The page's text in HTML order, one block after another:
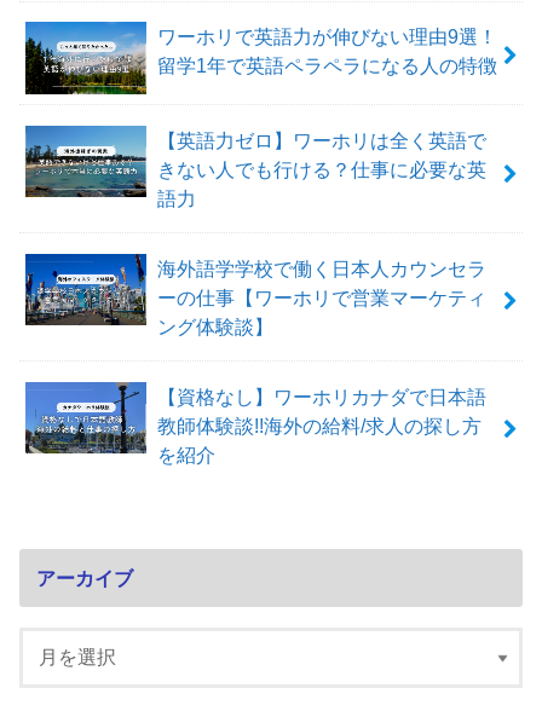
ワーホリで英語力が伸びない理由9選！
留学1年で英語ペラペラになる人の特徴
【英語力ゼロ】ワーホリは全く英語で
きない人でも行ける？仕事に必要な英
語力
海外語学学校で働く日本人カウンセラ
ーの仕事【ワーホリで営業マーケティ
ング体験談】
【資格なし】ワーホリカナダで日本語
教師体験談!!海外の給料/求人の探し方
を紹介
アーカイブ